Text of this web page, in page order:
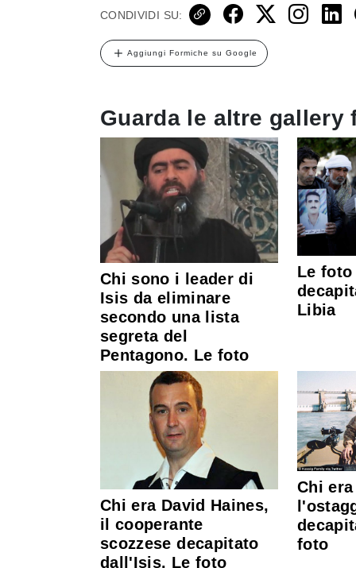
CONDIVIDI SU:
Aggiungi Formiche su Google
Guarda le altre gallery
Chi sono i leader di
Isis da eliminare
secondo una lista
segreta del
Pentagono. Le foto
Le
Libia
Chi era David Haines,
il cooperante
scozzese decapitato
dall'Isis. Le foto
Chi
foto